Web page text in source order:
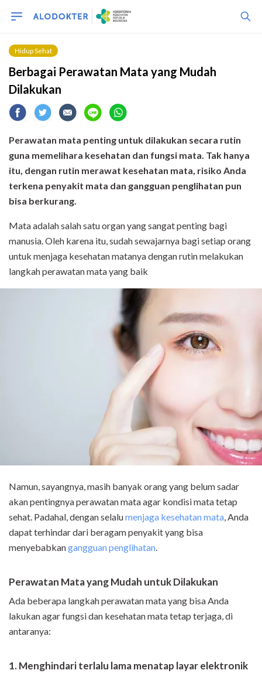
Hidup Sehat
Berbagai Perawatan Mata yang Mudah
Dilakukan
Perawatan mata penting untuk dilakukan secara rutin
guna memelihara kesehatan dan fungsi mata. Tak hanya
itu, dengan rutin merawat kesehatan mata, risiko Anda
terkena penyakit mata dan gangguan penglihatan pun
bisa berkurang.
Mata adalah salah satu organ yang sangat penting bagi
manusia. Oleh karena itu, sudah sewajarnya bagi setiap orang
untuk menjaga kesehatan matanya dengan rutin melakukan
langkah perawatan mata yang baik
Namun, sayangnya, masih banyak orang yang belum sadar
akan pentingnya perawatan mata agar kondisi mata tetap
sehat. Padahal, dengan selalumenjaga kesehatan mata, Anda
dapat terhindar dari beragam penyakit yang bisa
menyebabkangangguan penglihatan.
Perawatan Mata yang Mudah untuk Dilakukan
Ada beberapa langkah perawatan mata yang bisa Anda
lakukan agar fungsi dan kesehatan mata tetap terjaga, di
antaranya:
1. Menghindari terlalu lama menatap layar elektronik